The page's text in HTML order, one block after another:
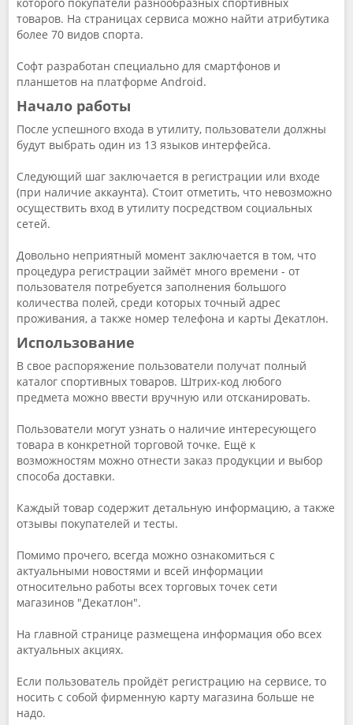
товаров. На страницах сервиса можно найти атрибутика
более 70 видов спорта.
Софт разработан специально для смартфонов и
планшетов на платформе Android.
Начало работы
После успешного входа в утилиту, пользователи должны
будут выбрать один из 13 языков интерфейса.
Следующий шаг заключается в регистрации или входе
(при наличие аккаунта). Стоит отметить, что невозможно
осуществить вход в утилиту посредством социальных
сетей.
Довольно неприятный момент заключается в том, что
процедура регистрации займёт много времени - от
пользователя потребуется заполнения большого
количества полей, среди которых точный адрес
проживания, а также номер телефона и карты Декатлон.
Использование
В свое распоряжение пользователи получат полный
каталог спортивных товаров. Штрих-код любого
предмета можно ввести вручную или отсканировать.
Пользователи могут узнать о наличие интересующего
товара в конкретной торговой точке. Ещё к
возможностям можно отнести заказ продукции и выбор
способа доставки.
Каждый товар содержит детальную информацию, а также
отзывы покупателей и тесты.
Помимо прочего, всегда можно ознакомиться с
актуальными новостями и всей информации
относительно работы всех торговых точек сети
магазинов "Декатлон".
На главной странице размещена информация обо всех
актуальных акциях.
Если пользователь пройдёт регистрацию на сервисе, то
носить с собой фирменную карту магазина больше не
надо.